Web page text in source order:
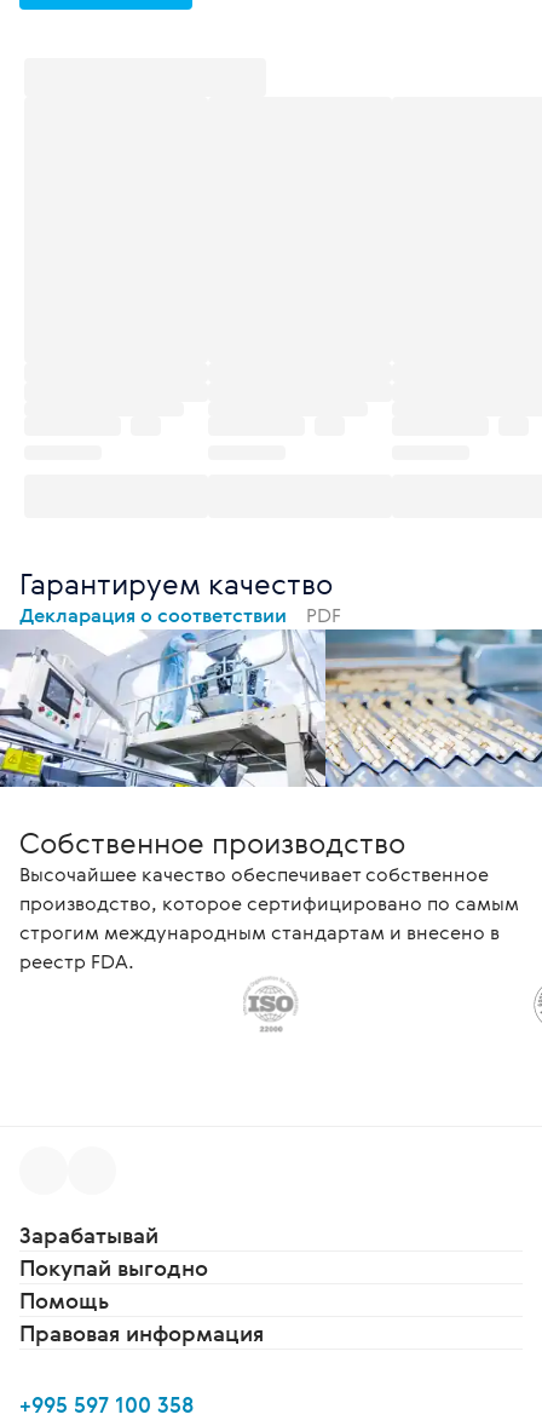
Гарантируем качество
Декларация о соответствии PDF
Собственное производство
Высочайшее качество обеспечивает собственное
производство, которое сертифицировано по самым
строгим международным стандартам и внесено в
реестр FDA.
Зарабатывай
Покупай выгодно
Помощь
Правовая информация
+995 597 100 358